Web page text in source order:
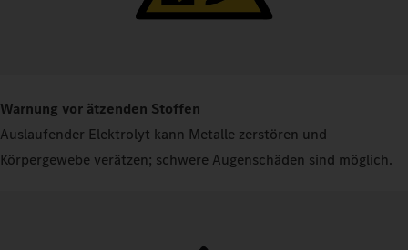
Warnung vor ätzenden Stoffen
Auslaufender Elektrolyt kann Metalle zerstören und
Körpergewebe verätzen; schwere Augenschäden sind möglich.